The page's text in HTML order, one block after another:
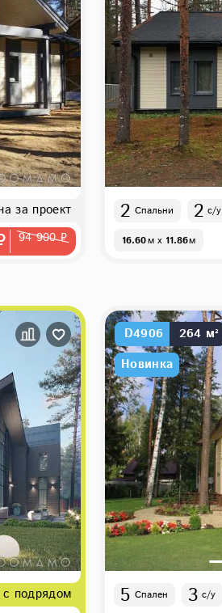
за проект
94 900 ₽
2 Спальни 2 с/у
16.60м x 11.86м
с подрядом
D4906
264 м²
Новинка
5 Спален 3 с/у